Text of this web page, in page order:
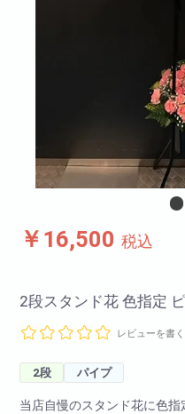
￥16,500 税込
2段スタンド花 色指定
レビューを書く
2段 パイプ
当店自慢のスタンド花に色